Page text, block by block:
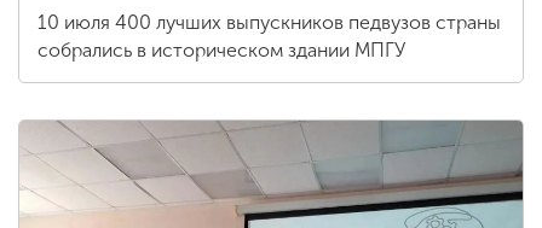
10 июля 400 лучших выпускников педвузов страны
собрались в историческом здании МПГУ